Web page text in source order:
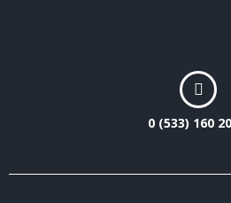
0 (533) 160